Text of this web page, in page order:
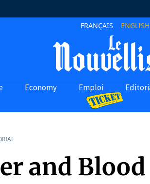
FRANÇAIS ENGLISH
Economy Emploi
and Blood